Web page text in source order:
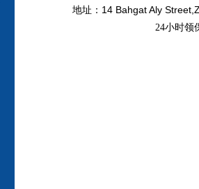
地址： 14 Bahgat Aly
24小时领